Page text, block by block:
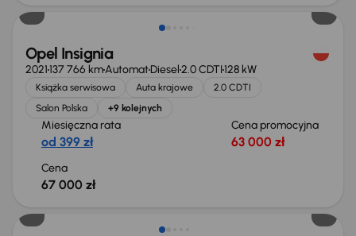
Opel Insignia
2021137 766 kmAutomatDiesel2.0 CDTI128 kW
Książka serwisowa Auta krajowe
2.0 CDTI
Salon Polska
+9 kolejnych
Miesięczna rata
od 399 zł
Cena promocyjna
63 000 zł
Cena
67 000 zł
Taniej o 1 000 zł